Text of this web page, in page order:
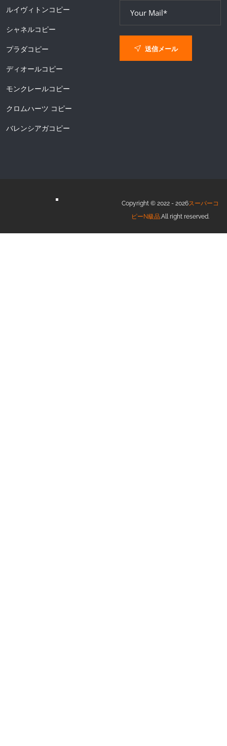
ルイヴィトンコピー
シャネルコピー
プラダコピー
ディオールコピー
モンクレールコピー
クロムハーツ コピー
バレンシアガコピー
送信メール
Copyright © 2022 - 2026スーパーコ
ピーN級品.All right reserved.